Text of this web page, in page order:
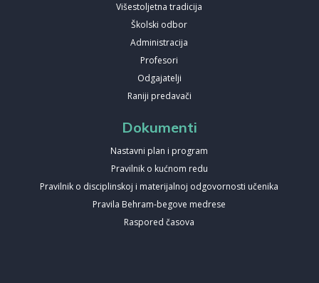
Višestoljetna tradicija
Školski odbor
Administracija
Profesori
Odgajatelji
Raniji predavači
Dokumenti
Nastavni plan i program
Pravilnik o kućnom redu
Pravilnik o disciplinskoj i materijalnoj odgovornosti učenika
Pravila Behram-begove medrese
Raspored časova